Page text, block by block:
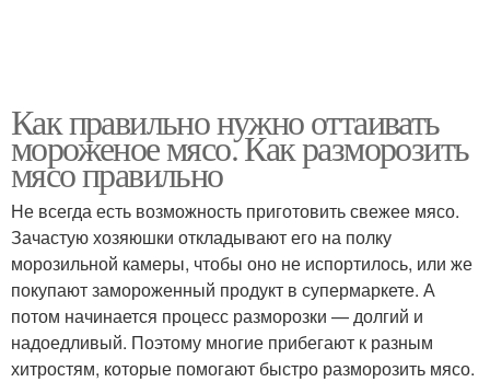
Как правильно нужно оттаивать
мороженое мясо. Как разморозить
мясо правильно
Не всегда есть возможность приготовить свежее мясо.
Зачастую хозяюшки откладывают его на полку
морозильной камеры, чтобы оно не испортилось, или же
покупают замороженный продукт в супермаркете. А
потом начинается процесс разморозки — долгий и
надоедливый. Поэтому многие прибегают к разным
хитростям, которые помогают быстро разморозить мясо.